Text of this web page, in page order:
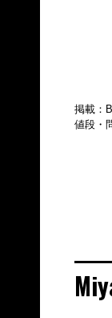
掲載：
値段・